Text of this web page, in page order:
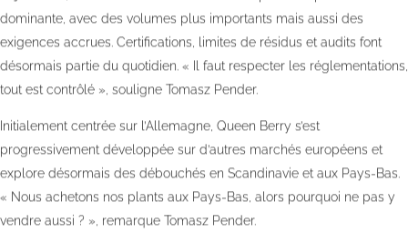
dominante, avec des volumes plus importants mais aussi des
exigences accrues. Certifications, limites de résidus et audits font
désormais partie du quotidien. « Il faut respecter les réglementations,
tout est contrôlé », souligne Tomasz Pender.
Initialement centrée sur l’Allemagne, Queen Berry s’est
progressivement développée sur d’autres marchés européens et
explore désormais des débouchés en Scandinavie et aux Pays-Bas.
« Nous achetons nos plants aux Pays-Bas, alors pourquoi ne pas y
vendre aussi ? », remarque Tomasz Pender.